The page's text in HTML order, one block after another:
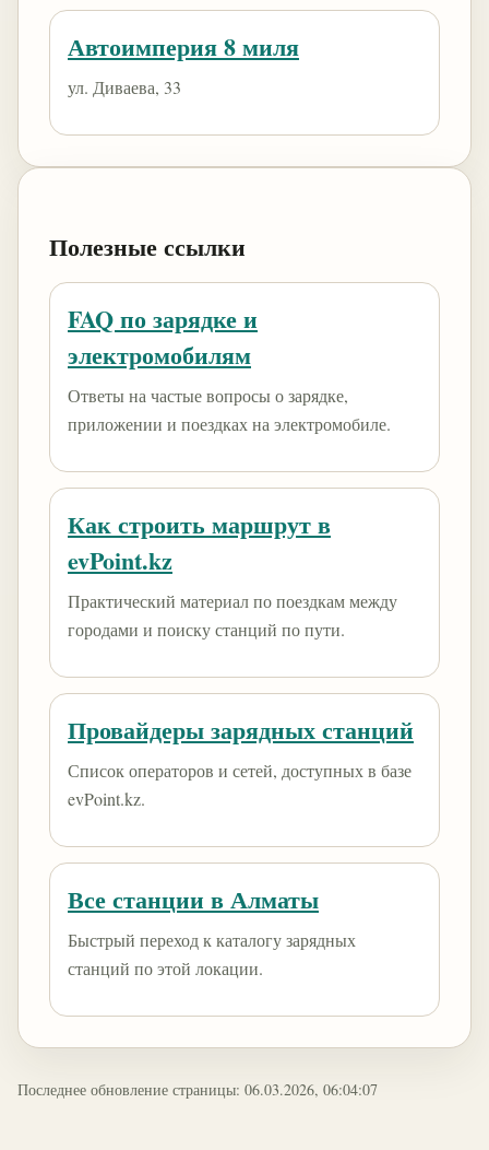
Автоимперия 8 миля
ул. Диваева, 33
Полезные ссылки
FAQ по зарядке и
электромобилям
Ответы на частые вопросы о зарядке,
приложении и поездках на электромобиле.
Как строить маршрут в
evPoint.kz
Практический материал по поездкам между
городами и поиску станций по пути.
Провайдеры зарядных станций
Список операторов и сетей, доступных в базе
evPoint.kz.
Все станции в Алматы
Быстрый переход к каталогу зарядных
станций по этой локации.
Последнее обновление страницы: 06.03.2026, 06:04:07